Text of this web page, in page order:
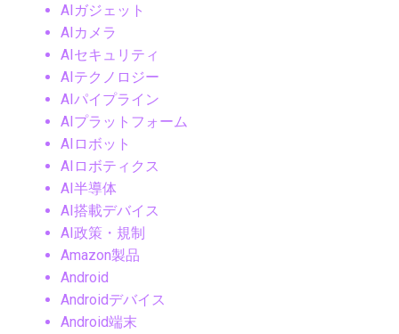
AIガジェット
AIカメラ
AIセキュリティ
AIテクノロジー
AIパイプライン
AIプラットフォーム
AIロボット
AIロボティクス
AI半導体
AI搭載デバイス
AI政策・規制
Amazon製品
Android
Androidデバイス
Android端末